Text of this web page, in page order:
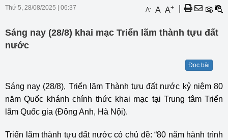
Thứ 5, 28/08/2025 06:37 A- A A+
Sáng nay (28/8) khai mạc Triển lãm thành tựu đất
nước
Đọc bài
Sáng nay (28/8), Triển lãm Thành tựu đất nước kỷ niệm 80
năm Quốc khánh chính thức khai mạc tại Trung tâm Triển
lãm Quốc gia (Đông Anh, Hà Nội).
Triển lãm thành tựu đất nước có chủ đề: “80 năm hành trình